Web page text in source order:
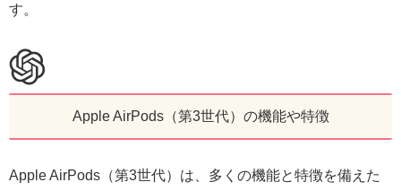
す。
Apple AirPods（第3世代）の機能や特徴
Apple AirPods（第3世代）は、多くの機能と特徴を備えた